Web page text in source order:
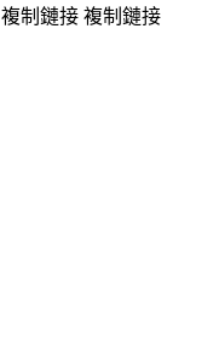
複制鏈接 複制鏈接